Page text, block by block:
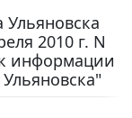
2010 г. N
информации